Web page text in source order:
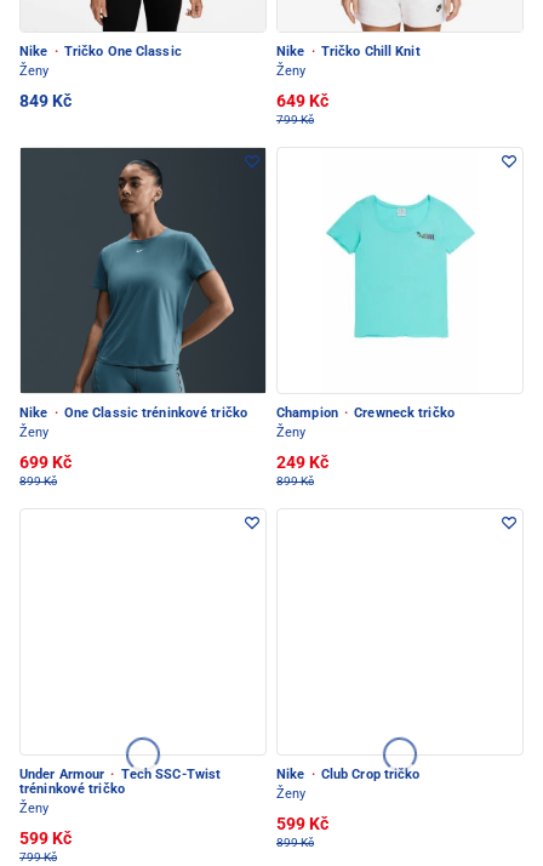
Nike · Tričko One Classic
Ženy
849 Kč
Nike · Tričko Chill Knit
Ženy
649 Kč
799 Kč
Nike · One Classic tréninkové tričko
Ženy
699 Kč
899 Kč
Champion · Crewneck tričko
Ženy
249 Kč
899 Kč
Under Armour · Tech SSC-Twist
tréninkové tričko
Ženy
599 Kč
799 Kč
Nike · Club Crop tričko
Ženy
599 Kč
899 Kč